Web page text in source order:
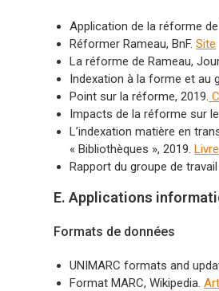
Application de la réforme
Réformer Rameau, BnF.Site
La réforme de Rameau,
Indexation à la forme et au
Point sur la réforme, 2019.
Impacts de la réforme sur
L’indexation matière en
« Bibliothèques », 2019.Livre
Rapport du groupe de
E. Applications
Formats de données
UNIMARC formats and
Format MARC, Wikipedia.